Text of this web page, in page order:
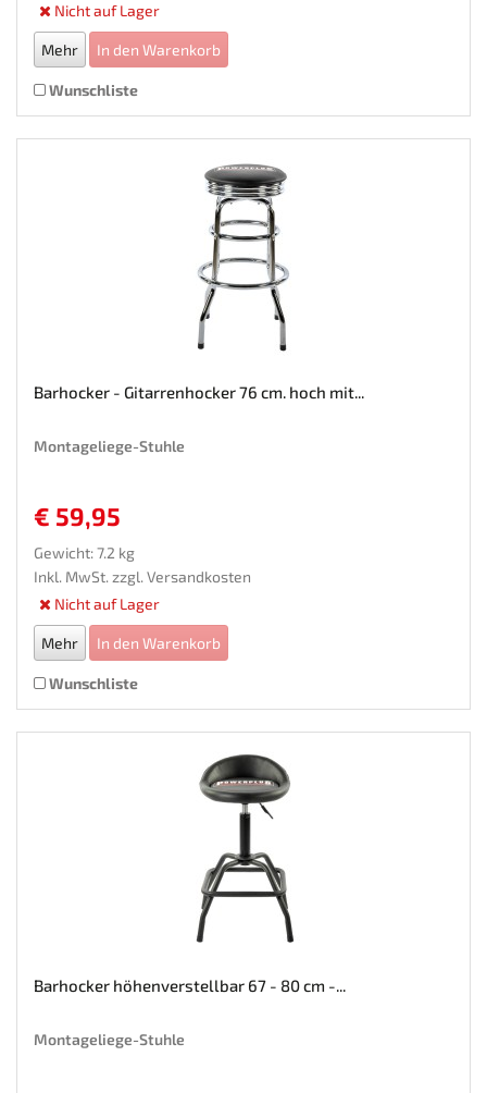
Nicht auf Lager
Mehr In den Warenkorb
Wunschliste
Barhocker - Gitarrenhocker 76 cm. hoch mit...
Montageliege-Stuhle
€ 59,95
Gewicht: 7.2 kg
Inkl. MwSt. zzgl. Versandkosten
Nicht auf Lager
Mehr In den Warenkorb
Wunschliste
Barhocker höhenverstellbar 67 - 80 cm -...
Montageliege-Stuhle